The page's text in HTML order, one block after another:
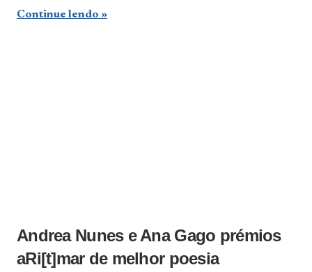
Continue lendo
Andrea Nunes e Ana Gago prémios
aRi[t]mar de melhor poesia